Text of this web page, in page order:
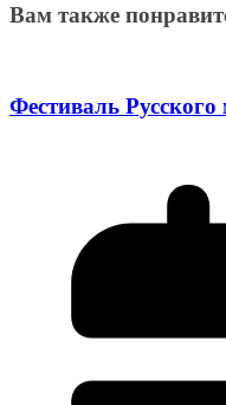
Вам также
Фестиваль Русского